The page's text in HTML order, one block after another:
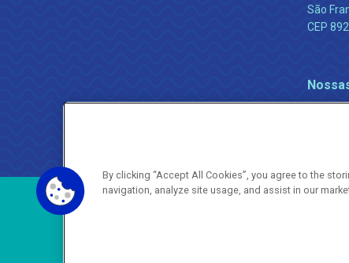
São
CEP
By clicking “Accept All Cookies”, you agree to the
navigation, analyze site usage, and assist in our